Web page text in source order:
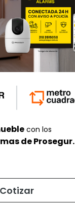
con los
de Prosegur.
Cotizar